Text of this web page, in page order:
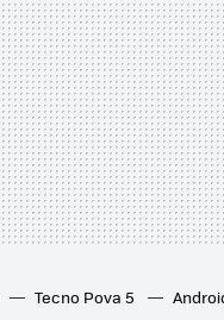
Tecno Pova 5